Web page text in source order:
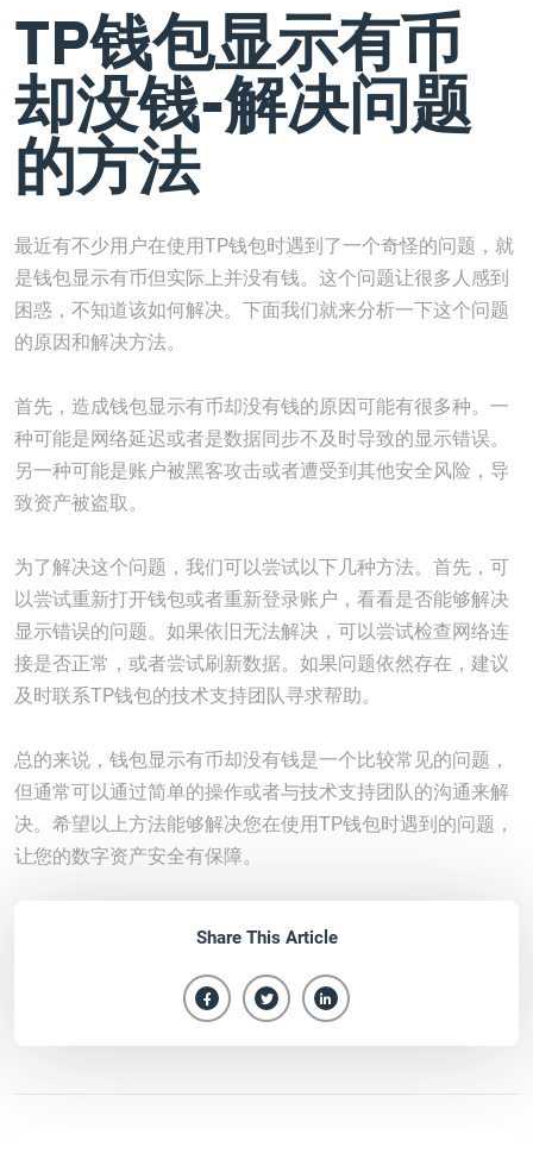
TP钱包显示有币
却没钱-解决问题
的方法
最近有不少用户在使用TP钱包时遇到了一个奇怪的问题，就
是钱包显示有币但实际上并没有钱。这个问题让很多人感到
困惑，不知道该如何解决。下面我们就来分析一下这个问题
的原因和解决方法。
首先，造成钱包显示有币却没有钱的原因可能有很多种。一
种可能是网络延迟或者是数据同步不及时导致的显示错误。
另一种可能是账户被黑客攻击或者遭受到其他安全风险，导
致资产被盗取。
为了解决这个问题，我们可以尝试以下几种方法。首先，可
以尝试重新打开钱包或者重新登录账户，看看是否能够解决
显示错误的问题。如果依旧无法解决，可以尝试检查网络连
接是否正常，或者尝试刷新数据。如果问题依然存在，建议
及时联系TP钱包的技术支持团队寻求帮助。
总的来说，钱包显示有币却没有钱是一个比较常见的问题，
但通常可以通过简单的操作或者与技术支持团队的沟通来解
决。希望以上方法能够解决您在使用TP钱包时遇到的问题，
让您的数字资产安全有保障。
Share This Article